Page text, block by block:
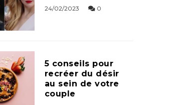
24/02/2023 0
5 conseils pour
recréer du désir
au sein de votre
couple